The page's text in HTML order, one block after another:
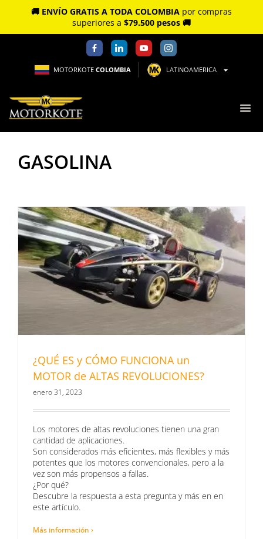
🚚 ENVÍO GRATIS A TODA COLOMBIA por compras
superiores a $79.500 pesos 🚚
MOTORKOTE COLOMBIA LATINOAMERICA
GASOLINA
¿QUÉ ES y CÓMO FUNCIONA un
MOTOR de ALTAS REVOLUCIONES?
enero 31, 2023
Los motores de altas revoluciones tienen una gran
cantidad de aplicaciones.
Son considerados más eficientes, más flexibles y más
potentes que los motores convencionales, pero a la
vez son más propensos a fallas.
¿Por qué?
Descubre la respuesta a esta pregunta y más en en
este artículo.
Más información ›